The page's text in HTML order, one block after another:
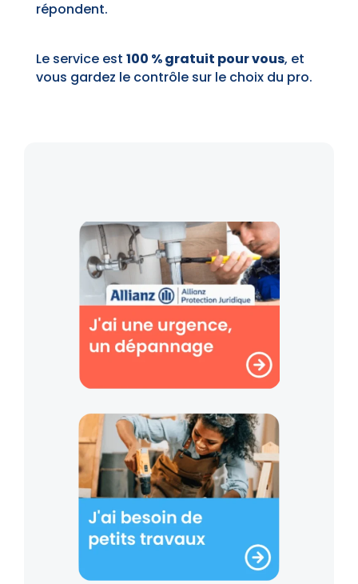
répondent.
Le service est 100 % gratuit pour vous, et
vous gardez le contrôle sur le choix du pro.